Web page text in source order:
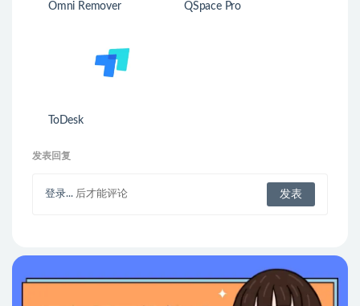
Omni Remover QSpace Pro
ToDesk
发表回复
登录... 后才能评论